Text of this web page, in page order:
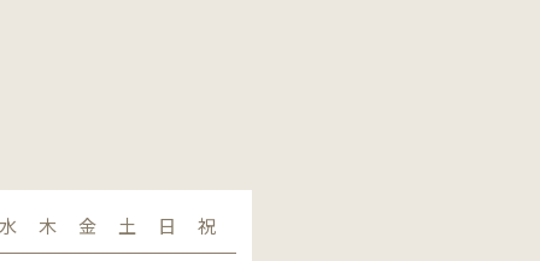
水 木 金 土 日 祝